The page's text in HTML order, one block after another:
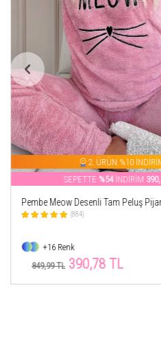
2. ÜRÜN %10
SEPETTE %24İNDİRİM
Kırmızı Life Panda Desenli Kadın
(1362)
+6 Renk
749,99 TL 570,76 TL